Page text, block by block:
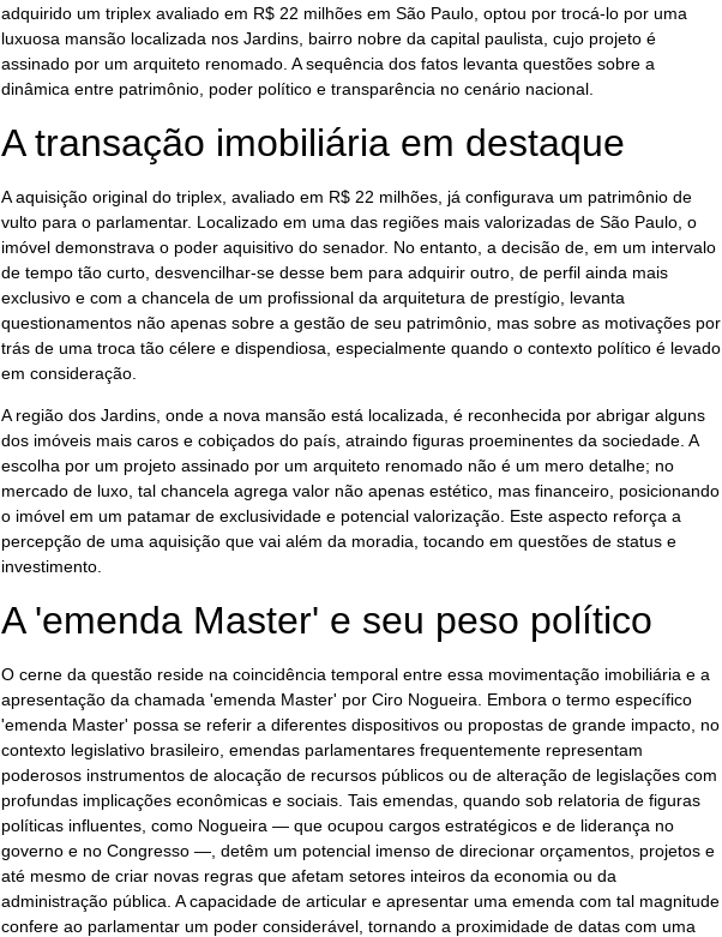
adquirido um triplex avaliado em R$ 22 milhões em São Paulo, optou por trocá-lo por uma
luxuosa mansão localizada nos Jardins, bairro nobre da capital paulista, cujo projeto é
assinado por um arquiteto renomado. A sequência dos fatos levanta questões sobre a
dinâmica entre patrimônio, poder político e transparência no cenário nacional.
A transação imobiliária em destaque
A aquisição original do triplex, avaliado em R$ 22 milhões, já configurava um patrimônio de
vulto para o parlamentar. Localizado em uma das regiões mais valorizadas de São Paulo, o
imóvel demonstrava o poder aquisitivo do senador. No entanto, a decisão de, em um intervalo
de tempo tão curto, desvencilhar-se desse bem para adquirir outro, de perfil ainda mais
exclusivo e com a chancela de um profissional da arquitetura de prestígio, levanta
questionamentos não apenas sobre a gestão de seu patrimônio, mas sobre as motivações por
trás de uma troca tão célere e dispendiosa, especialmente quando o contexto político é levado
em consideração.
A região dos Jardins, onde a nova mansão está localizada, é reconhecida por abrigar alguns
dos imóveis mais caros e cobiçados do país, atraindo figuras proeminentes da sociedade. A
escolha por um projeto assinado por um arquiteto renomado não é um mero detalhe; no
mercado de luxo, tal chancela agrega valor não apenas estético, mas financeiro, posicionando
o imóvel em um patamar de exclusividade e potencial valorização. Este aspecto reforça a
percepção de uma aquisição que vai além da moradia, tocando em questões de status e
investimento.
A 'emenda Master' e seu peso político
O cerne da questão reside na coincidência temporal entre essa movimentação imobiliária e a
apresentação da chamada 'emenda Master' por Ciro Nogueira. Embora o termo específico
'emenda Master' possa se referir a diferentes dispositivos ou propostas de grande impacto, no
contexto legislativo brasileiro, emendas parlamentares frequentemente representam
poderosos instrumentos de alocação de recursos públicos ou de alteração de legislações com
profundas implicações econômicas e sociais. Tais emendas, quando sob relatoria de figuras
políticas influentes, como Nogueira — que ocupou cargos estratégicos e de liderança no
governo e no Congresso —, detêm um potencial imenso de direcionar orçamentos, projetos e
até mesmo de criar novas regras que afetam setores inteiros da economia ou da
administração pública. A capacidade de articular e apresentar uma emenda com tal magnitude
confere ao parlamentar um poder considerável, tornando a proximidade de datas com uma